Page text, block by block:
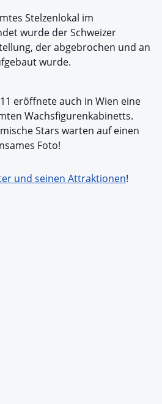
Stelzenlokal im
wurde der Schweizer
der abgebrochen und an
wurde.
eröffnete auch in Wien eine
Wachsfigurenkabinetts.
Stars warten auf einen
Foto!
und seinen Attraktionen!